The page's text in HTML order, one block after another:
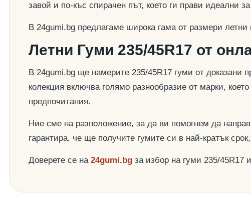
завой и по-къс спирачен път, което ги прави идеални
В 24gumi.bg предлагаме широка гама от размери
Летни Гуми 235/45R17 от
В 24gumi.bg ще намерите 235/45R17 гуми от доказани
колекция включва голямо разнообразие от марки,
предпочитания.
Ние сме на разположение, за да ви помогнем да
гарантира, че ще получите гумите си в най-кратък
Доверете се на 24gumi.bg за избор на гуми 235/45R17